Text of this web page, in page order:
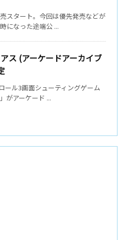
スタート。今回は優先発売などが
になった途端公 ...
ス (アーケードアーカイブ
ール3画面シューティングゲーム
がアーケード ...